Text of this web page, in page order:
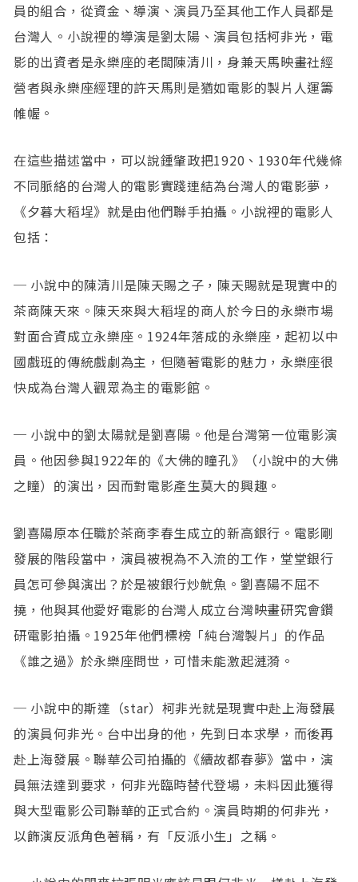
員的組合，從資金、導演、演員乃至其他工作人員都是
台灣人。小說裡的導演是劉太陽、演員包括柯非光，電
影的出資者是永樂座的老闆陳清川，身兼天馬映畫社經
營者與永樂座經理的許天馬則是猶如電影的製片人運籌
帷幄。
在這些描述當中，可以說鍾肇政把1920、1930年代幾條
不同脈絡的台灣人的電影實踐連結為台灣人的電影夢，
《夕暮大稻埕》就是由他們聯手拍攝。小說裡的電影人
包括：
─ 小說中的陳清川是陳天賜之子，陳天賜就是現實中的
茶商陳天來。陳天來與大稻埕的商人於今日的永樂市場
對面合資成立永樂座。1924年落成的永樂座，起初以中
國戲班的傳統戲劇為主，但隨著電影的魅力，永樂座很
快成為台灣人觀眾為主的電影館。
─ 小說中的劉太陽就是劉喜陽。他是台灣第一位電影演
員。他因參與1922年的《大佛的瞳孔》（小說中的大佛
之瞳）的演出，因而對電影產生莫大的興趣。
劉喜陽原本任職於茶商李春生成立的新高銀行。電影剛
發展的階段當中，演員被視為不入流的工作，堂堂銀行
員怎可參與演出？於是被銀行炒魷魚。劉喜陽不屈不
撓，他與其他愛好電影的台灣人成立台灣映畫研究會鑽
研電影拍攝。1925年他們標榜「純台灣製片」的作品
《誰之過》於永樂座問世，可惜未能激起漣漪。
─ 小說中的斯達（star）柯非光就是現實中赴上海發展
的演員何非光。台中出身的他，先到日本求學，而後再
赴上海發展。聯華公司拍攝的《續故都春夢》當中，演
員無法達到要求，何非光臨時替代登場，未料因此獲得
與大型電影公司聯華的正式合約。演員時期的何非光，
以飾演反派角色著稱，有「反派小生」之稱。